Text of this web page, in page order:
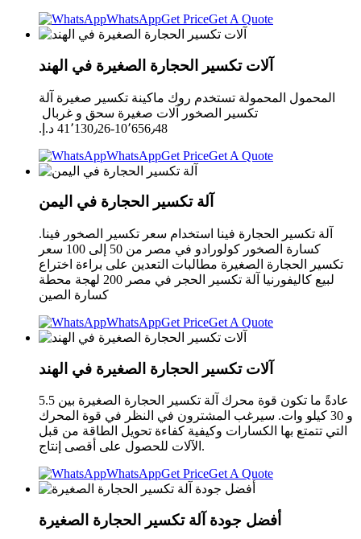
WhatsAppGet PriceGet A Quote
آلات تكسير الحجارة الصغيرة في الهند
المحمول المحمولة تستخدم روك ماكينة تكسير صغيرة آلة
تكسير الصخور آلات صغيرة سحق و غربال ‏
10٬656٫48-‏41٬130٫26 د.إ.‏
WhatsAppGet PriceGet A Quote
آلة تكسير الحجارة في اليمن
آلة تكسير الحجارة فينا استخدام سعر تكسير الصخور فينا.
كسارة الصخور كولورادو في مصر من 50 إلى 100 سعر
تكسير الحجارة الصغيرة مطالبات التعدين على براءة اختراع
لبيع كاليفورنيا آلة تكسير الحجر في مصر 200 لهجة محطة
كسارة الصين
WhatsAppGet PriceGet A Quote
آلات تكسير الحجارة الصغيرة في الهند
عادةً ما تكون قوة محرك آلة تكسير الحجارة الصغيرة بين 5.5
و 30 كيلو وات. سيرغب المشترون في النظر في قوة المحرك
التي تتمتع بها الكسارات وكيفية كفاءة تحويل الطاقة من قبل
الآلات للحصول على أقصى إنتاج.
WhatsAppGet PriceGet A Quote
أفضل جودة آلة تكسير الحجارة الصغيرة